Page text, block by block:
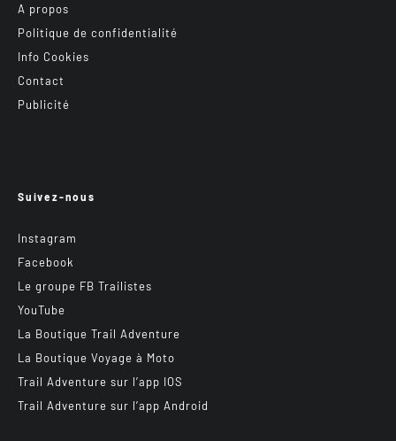
A propos
Politique de confidentialité
Info Cookies
Contact
Publicité
Suivez-nous
Instagram
Facebook
Le groupe FB Trailistes
YouTube
La Boutique Trail Adventure
La Boutique Voyage à Moto
Trail Adventure sur l’app IOS
Trail Adventure sur l’app Android